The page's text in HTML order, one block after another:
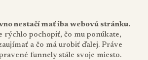
nestačí mať iba webovú stránku.
rýchlo pochopiť, čo mu ponúkate,
a čo má urobiť ďalej. Práve
funnely stále svoje miesto.